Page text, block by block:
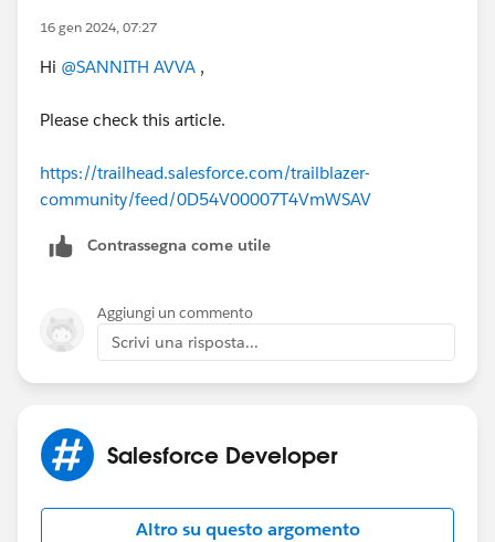
16 gen 2024, 07:27
Hi @SANNITH AVVA ,
Please check this article.
https://trailhead.salesforce.com/trailblazer-
community/feed/0D54V00007T4VmWSAV
Contrassegna come utile
Aggiungi un commento
Scrivi una risposta...
Salesforce Developer
Altro su questo argomento